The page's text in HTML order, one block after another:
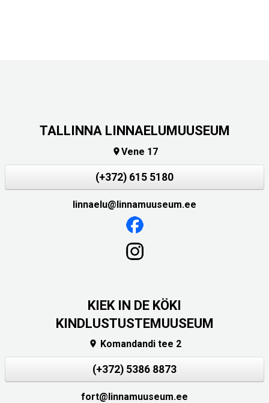
TALLINNA LINNAELUMUUSEUM
Vene 17
(+372) 615 5180
linnaelu@linnamuuseum.ee
KIEK IN DE KÖKI
KINDLUSTUSTEMUUSEUM
 Komandandi tee 2
(+372) 5386 8873
fort@linnamuuseum.ee